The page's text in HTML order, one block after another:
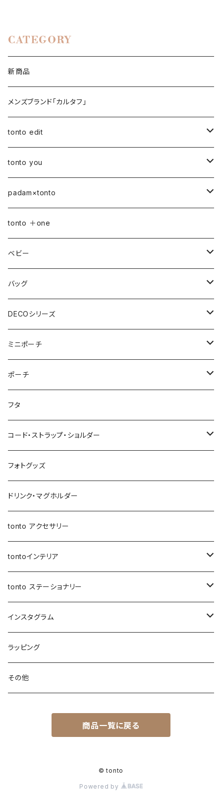
CATEGORY
新商品
メンズブランド「カルタフ」
tonto edit
petal bag
tonto you
ベビー
おむつポーチ
おむつポーチ fit
母子手帳ケース
ストローラーバッグ
バッグ
ショルダーバッグ
アジャスターショルダーバッグ
バッグイン巾着
マルシェバッグ
ナップサック
レッスンバッグ
レザートート（縦型）
マザーズバッグ
ポーチ
シカクポーチ
マルチポーチ
オールインポーチ
ボトルホルダー
ドリンク・マグホルダー
インテリア
レザーケース
ティッシュケース
ステーショナリー
ペンケース
ブックカバー
ストラップ
padam×tonto
Sサイズ
Mサイズ
tonto ＋one
ベビー
おむつポーチ
おむつポーチ
ポケット付きおむつポーチ
おむつポーチ fit
おむつポーチ fit
ポケット付きおむつポーチ fit
ストローラーバッグ
ウェットティッシュケース
NEWウェットティッシュケース
３点セット
ポケットティッシュケース
NEWポケットティッシュケース
３点セット
母子手帳ケース
マザーズバッグ
保冷保温ポーチ
バッグ
ショルダーバッグ
ファスナー付きショルダーバッグ
スマホショルダー
トートバッグ
トートバッグ
レザートートバッグ（横型）
ジップトント
Sサイズ
Mサイズ
マザーズバッグ
あずまバッグ
３way一升餅リュック
母子手帳ケース
バケツバッグ
スクエアバッグ
メッセンジャーバッグ
巾着バッグ
アジャスター巾着バッグ
バッグイン巾着
アジャスター付き まんまる巾着
オケージョンバッグ
アジャスターオケージョンバッグ
マルシェバッグ
保冷・保温バッグ
DECOシリーズ
ショルダーバッグ
アジャスターショルダーバッグ
トートバッグ
ポーチ・小物ケース
スクエアバッグ
ジップトント
アジャスタージップトント
オケージョンバッグ
アジャスターオケージョンバッグ
バケツバッグ・巾着ショルダーバッグ
ミニポーチ
シカクポーチ
テトラポーチ
ポーチ
ポーチ
オールインポーチ
小物ケース
移動ポケット
保冷・保温 ポーチ
ボトルホルダー
フタ
コード・ストラップ・ショルダー
コード
レザーショルダー
ショートストラップ
ロングストラップ
レザーストラップ
ショルダーベルト
アジャスター付きショルダー
シャーリングストラップ
フォトグッズ
ドリンク・マグホルダー
tonto アクセサリー
tontoインテリア
クッションカバー
レザーケース
コースター
ティッシュケース
ソフトパックティッシュケース
tonto ステーショナリー
ペンケース
ブックカバー
PC・タブレットケース
インスタグラム
先行販売
先行受付 | ガチャ券
ラッピング
その他
商品一覧に戻る
© tonto
Powered by